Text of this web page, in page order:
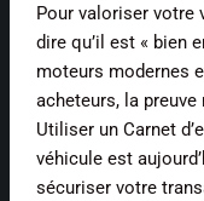
Pour valoriser votre
dire qu’il est « bien
moteurs modernes
acheteurs, la
Utiliser un Carnet
véhicule est
sécuriser votre